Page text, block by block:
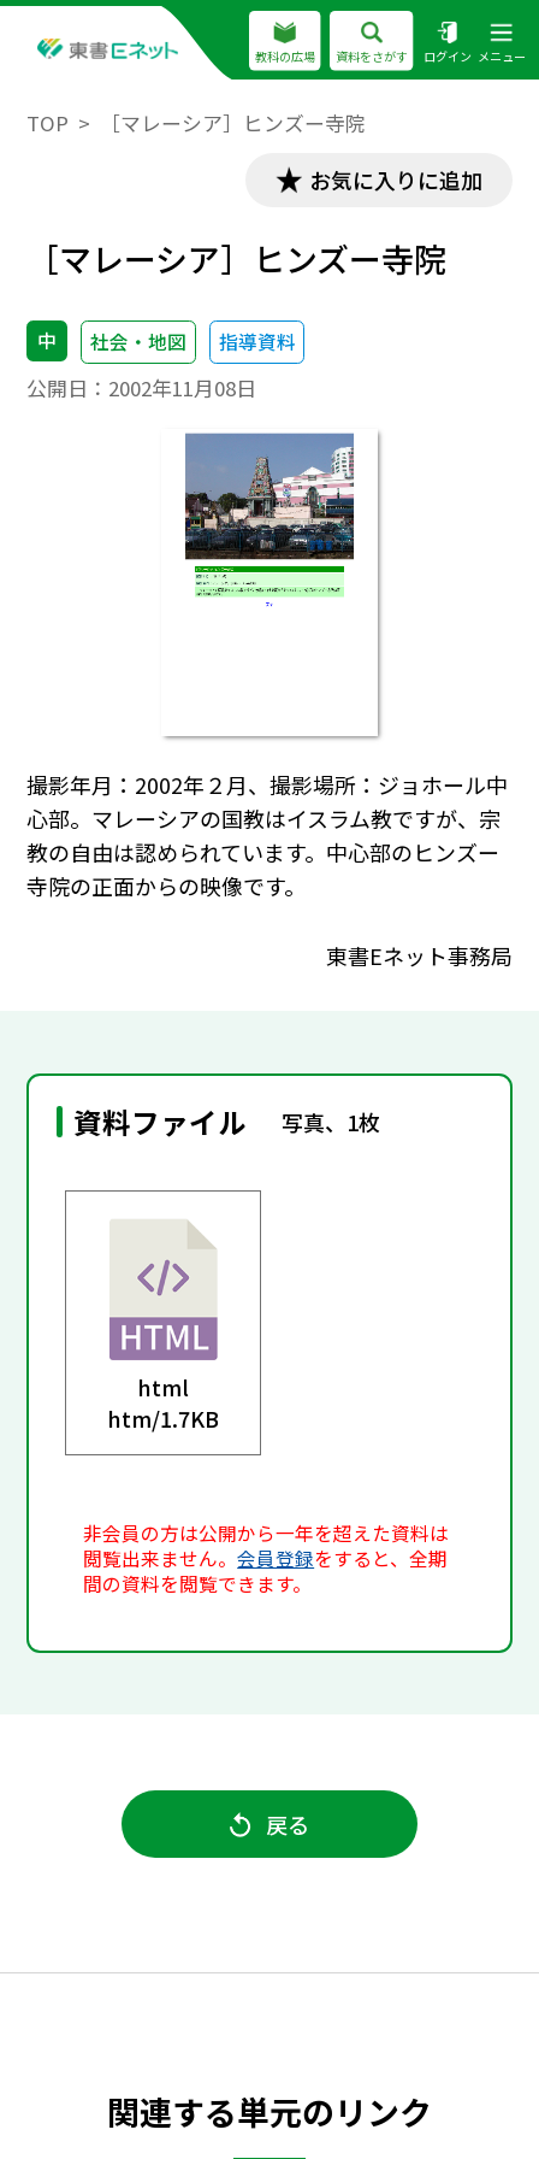
教科の広場 資料をさがす ログイン メニュー
TOP ［マレーシア］ヒンズー寺院
お気に入りに追加
［マレーシア］ヒンズー寺院
中 社会・地図 指導資料
公開日： 2002年11月08日
撮影年月：2002年２月、撮影場所：ジョホール中
心部。マレーシアの国教はイスラム教ですが、宗
教の自由は認められています。中心部のヒンズー
寺院の正面からの映像です。
東書Eネット事務局
資料ファイル 写真、1枚
html
htm/1.7KB
非会員の方は公開から一年を超えた資料は
閲覧出来ません。会員登録をすると、全期
間の資料を閲覧できます。
戻る
関連する単元のリンク